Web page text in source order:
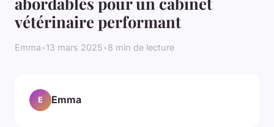
vétérinaire performant
Emma•13 mars 2025•8 min de lecture
E Emma